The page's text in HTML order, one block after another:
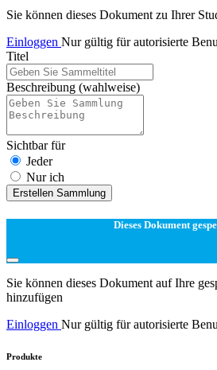
Sie können dieses Dokument zu Ihrer
Einloggen Nur gültig für autorisierte
Titel
Beschreibung (wahlweise)
Sichtbar für
Jeder
Nur ich
Erstellen Sammlung
Dieses Dokument
Sie können dieses Dokument auf Ihre
hinzufügen
Einloggen Nur gültig für autorisierte
Produkte